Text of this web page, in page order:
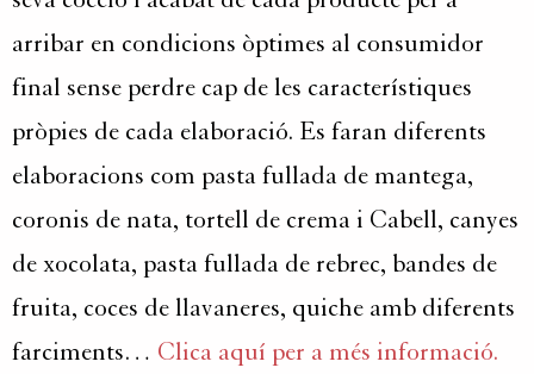
arribar en condicions òptimes al consumidor
final sense perdre cap de les característiques
pròpies de cada elaboració. Es faran diferents
elaboracions com pasta fullada de mantega,
coronis de nata, tortell de crema i Cabell, canyes
de xocolata, pasta fullada de rebrec, bandes de
fruita, coces de llavaneres, quiche amb diferents
farciments… Clica aquí per a més informació.